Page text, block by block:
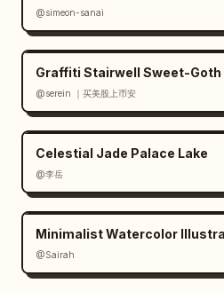
@simeon-sanai
Graffiti Stairwell Sweet-
@serein ｜买美股上币安
Celestial Jade Palace Lake
@李岳
@Sairah